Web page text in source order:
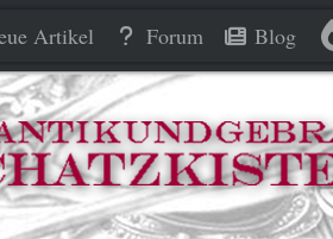
Artikel Forum Blog
mit Öse
mit Öse